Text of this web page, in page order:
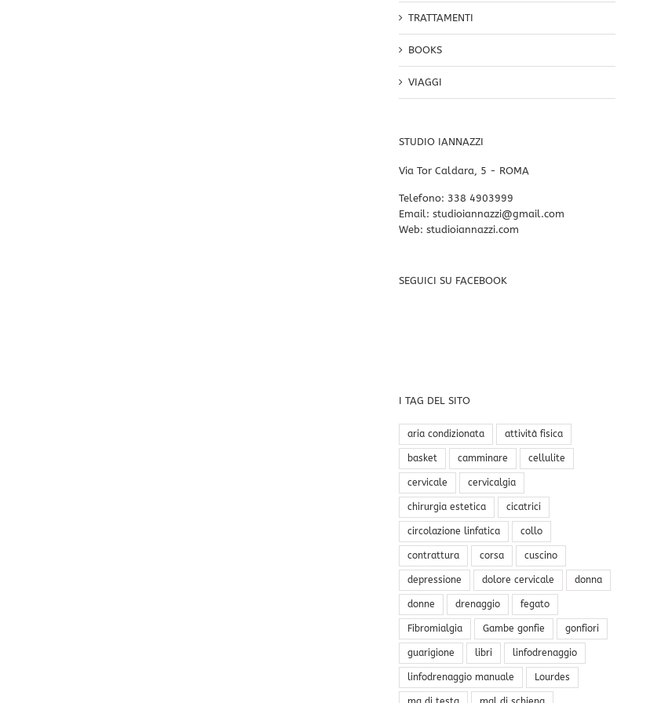
TRATTAMENTI
BOOKS
VIAGGI
STUDIO IANNAZZI
Via Tor Caldara, 5 - ROMA
Telefono: 338 4903999
Email: studioiannazzi@gmail.com
Web: studioiannazzi.com
SEGUICI SU FACEBOOK
I TAG DEL SITO
aria condizionata attività fisica
basket camminare cellulite
cervicale cervicalgia
chirurgia estetica cicatrici
circolazione linfatica collo
contrattura corsa cuscino
depressione dolore cervicale donna
donne drenaggio fegato
Fibromialgia Gambe gonfie gonfiori
guarigione libri linfodrenaggio
linfodrenaggio manuale Lourdes